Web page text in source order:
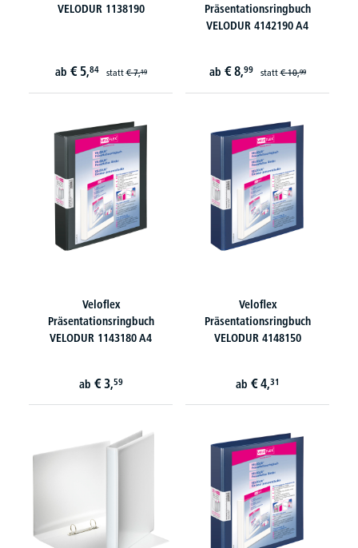
VELODUR 1138190
ab € 5,84 statt€ 7,19
Präsentationsringbuch
VELODUR 4142190 A4
ab € 8,99 statt€ 10,99
Veloflex
Präsentationsringbuch
VELODUR 1143180 A4
ab € 3,59
Veloflex
Präsentationsringbuch
VELODUR 4148150
ab € 4,31